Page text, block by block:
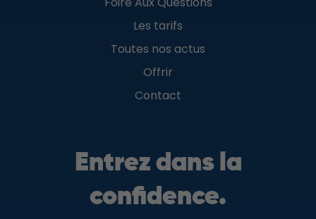
Les tarifs
Toutes nos actus
Offrir
Contact
Entrez dans la
confidence.